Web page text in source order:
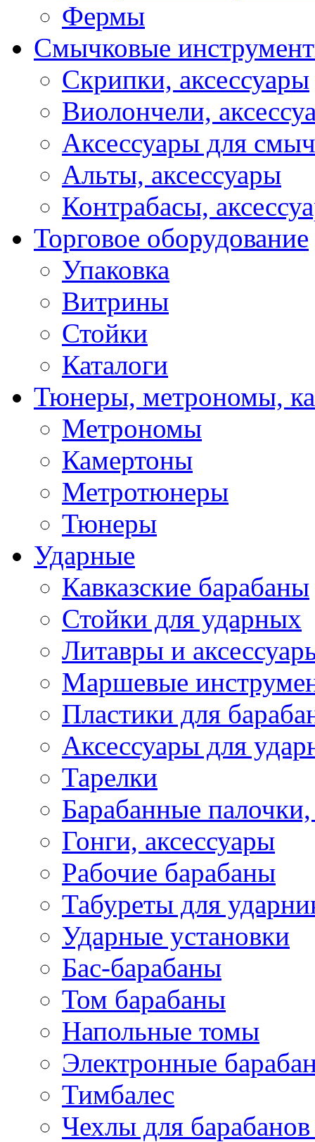
Фермы
Смычковые
Скрипки, аксессуары
Виолончели,
Аксессуары для
Альты, аксессуары
Контрабасы,
Торговое оборудование
Упаковка
Витрины
Стойки
Каталоги
Тюнеры, метрономы,
Метрономы
Камертоны
Метротюнеры
Тюнеры
Ударные
Кавказские барабаны
Стойки для ударных
Литавры и
Маршевые
Пластики для
Аксессуары для
Тарелки
Барабанные палочки,
Гонги, аксессуары
Рабочие барабаны
Табуреты для
Ударные установки
Бас-барабаны
Том барабаны
Напольные томы
Электронные
Тимбалес
Чехлы для